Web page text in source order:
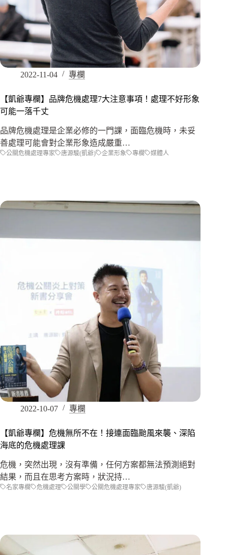
2022-11-04 專欄
【凱爺專欄】品牌危機處理7大注意事項！處理不好形象
可能一落千丈
品牌危機處理是企業必修的一門課，面臨危機時，未妥
善處理可能會對企業形象造成嚴重…
公關危機處理專家 唐源駿(凱爺) 企業形象 專欄 媒體人
2022-10-07 專欄
【凱爺專欄】危機無所不在！接連面臨颱風來襲、深陷
海底的危機處理課
危機，突然出現，沒有準備，任何方案都無法預測絕對
結果，而且在思考方案時，狀況持…
名家專欄 危機處理 公關學 公關危機處理專家 唐源駿(凱爺)